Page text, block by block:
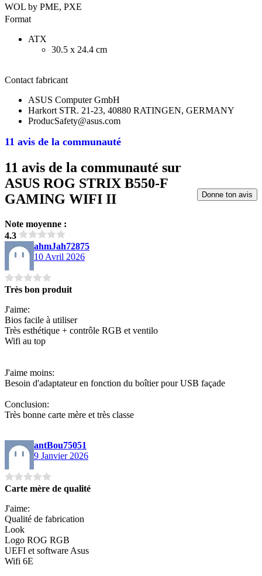
11 avis de la communauté
WOL by PME, PXE
Format
ATX
30.5 x 24.4 cm
Contact fabricant
ASUS Computer GmbH
Harkort STR. 21-23, 40880 RATINGEN, GERMANY
ProducSafety@asus.com
11 avis de la communauté sur
ASUS ROG STRIX B550-F
GAMING WIFI II
Note moyenne :
4.3
Donne ton avis
ahmJah72875
10 Avril 2026
Très bon produit
J'aime:
Bios facile à utiliser
Très esthétique + contrôle RGB et ventilo
Wifi au top
J'aime moins:
Besoin d'adaptateur en fonction du boîtier pour USB façade
Conclusion:
Très bonne carte mère et très classe
antBou75051
9 Janvier 2026
Carte mère de qualité
J'aime:
Qualité de fabrication
Look
Logo ROG RGB
UEFI et software Asus
Wifi 6E